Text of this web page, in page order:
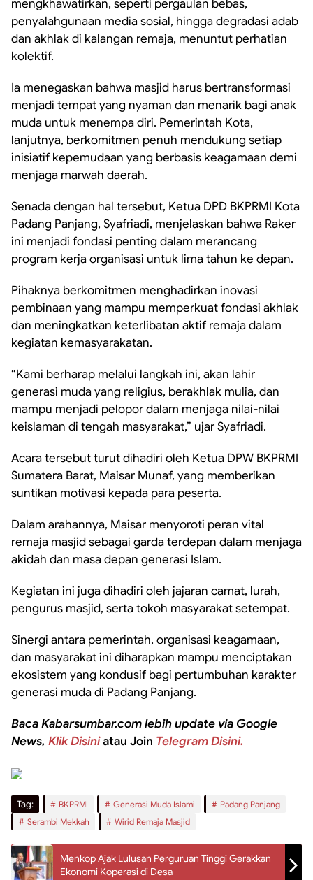
mengkhawatirkan, seperti pergaulan bebas,
penyalahgunaan media sosial, hingga degradasi adab
dan akhlak di kalangan remaja, menuntut perhatian
kolektif.
Ia menegaskan bahwa masjid harus bertransformasi
menjadi tempat yang nyaman dan menarik bagi anak
muda untuk menempa diri. Pemerintah Kota,
lanjutnya, berkomitmen penuh mendukung setiap
inisiatif kepemudaan yang berbasis keagamaan demi
menjaga marwah daerah.
Senada dengan hal tersebut, Ketua DPD BKPRMI Kota
Padang Panjang, Syafriadi, menjelaskan bahwa Raker
ini menjadi fondasi penting dalam merancang
program kerja organisasi untuk lima tahun ke depan.
Pihaknya berkomitmen menghadirkan inovasi
pembinaan yang mampu memperkuat fondasi akhlak
dan meningkatkan keterlibatan aktif remaja dalam
kegiatan kemasyarakatan.
“Kami berharap melalui langkah ini, akan lahir
generasi muda yang religius, berakhlak mulia, dan
mampu menjadi pelopor dalam menjaga nilai-nilai
keislaman di tengah masyarakat,” ujar Syafriadi.
Acara tersebut turut dihadiri oleh Ketua DPW BKPRMI
Sumatera Barat, Maisar Munaf, yang memberikan
suntikan motivasi kepada para peserta.
Dalam arahannya, Maisar menyoroti peran vital
remaja masjid sebagai garda terdepan dalam menjaga
akidah dan masa depan generasi Islam.
Kegiatan ini juga dihadiri oleh jajaran camat, lurah,
pengurus masjid, serta tokoh masyarakat setempat.
Sinergi antara pemerintah, organisasi keagamaan,
dan masyarakat ini diharapkan mampu menciptakan
ekosistem yang kondusif bagi pertumbuhan karakter
generasi muda di Padang Panjang.
Baca Kabarsumbar.com lebih update via Google
News, Klik Disiniatau Join Telegram Disini.
Tag: BKPRMI Generasi Muda Islami
Padang Panjang
Serambi Mekkah
Wirid Remaja Masjid
Menkop Ajak Lulusan Perguruan Tinggi Gerakkan
Ekonomi Koperasi di Desa